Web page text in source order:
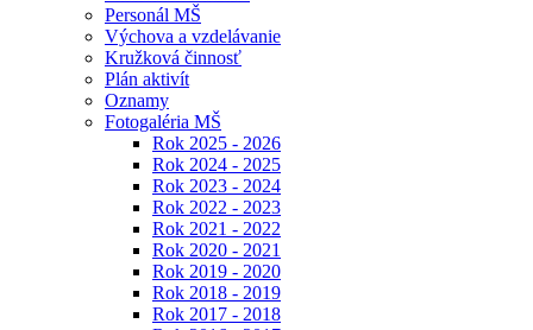
Personál MŠ
Výchova a vzdelávanie
Kružková činnosť
Plán aktivít
Oznamy
Fotogaléria MŠ
Rok 2025 - 2026
Rok 2024 - 2025
Rok 2023 - 2024
Rok 2022 - 2023
Rok 2021 - 2022
Rok 2020 - 2021
Rok 2019 - 2020
Rok 2018 - 2019
Rok 2017 - 2018